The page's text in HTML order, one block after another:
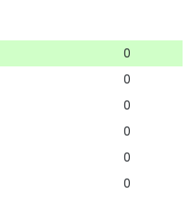
0
0
0
0
0
0